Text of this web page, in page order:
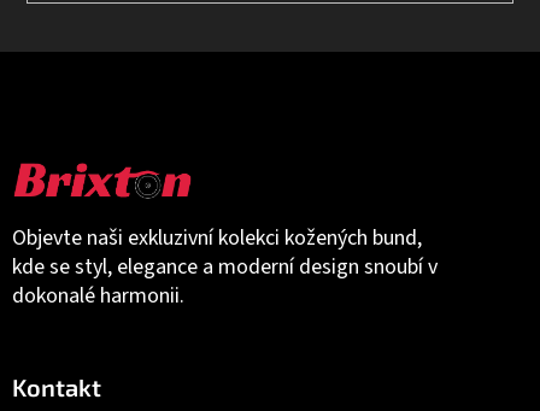
Objevte naši exkluzivní kolekci kožených bund,
kde se styl, elegance a moderní design snoubí v
dokonalé harmonii.
Kontakt